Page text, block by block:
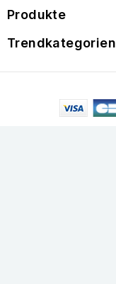
Produkte
Trendkategorien